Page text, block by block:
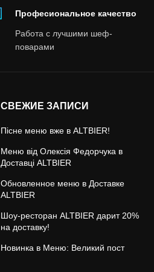
Професиональное качество
Работа с лучшими шеф-
поварами
СВЕЖИЕ ЗАПИСИ
Пісне меню вже в ALTBIER!
Меню від Олексія Федорчука в
Доставці ALTBIER
Обновленное меню в Доставке
ALTBIER
Шоу-ресторан ALTBIER дарит 20%
на доставку!
Новинка в Меню: Великий пост